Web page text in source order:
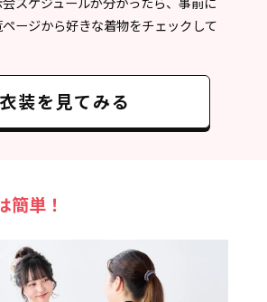
ージから好きな着物をチェックして
衣装を見てみる
簡単！